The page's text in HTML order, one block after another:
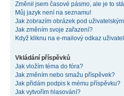
Změnil jsem časové pásmo, ale je to
Můj jazyk není na seznamu!
Jak zobrazím obrázek pod
Jak změním svoje zařazení?
Když kliknu na e-mailový odkaz
Vkládání příspěvků
Jak vložím téma do fóra?
Jak změním nebo smažu příspěvek?
Jak přidám podpis k mému příspěvku?
Jak vytvořím hlasování?